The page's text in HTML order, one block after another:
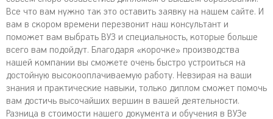
Все что вам нужно так это оставить заявку на нашем сайте. И
вам в скором времени перезвонит наш консультант и
поможет вам выбрать ВУЗ и специальность, которые больше
всего вам подойдут. Благодаря «корочке» производства
нашей компании вы сможете очень быстро устроиться на
достойную высокооплачиваемую работу. Невзирая на ваши
знания и практические навыки, только диплом сможет помочь
вам достичь высочайших вершин в вашей деятельности.
Разница в стоимости нашего документа и обучения в ВУЗе